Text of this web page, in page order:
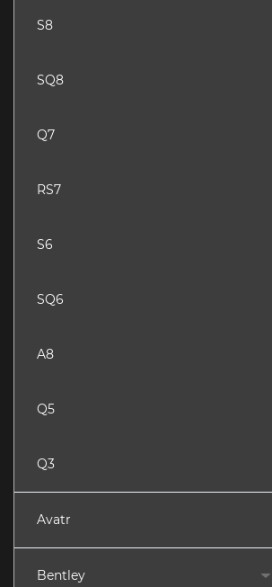
S8
SQ8
Q7
RS7
S6
SQ6
A8
Q5
Q3
Avatr
Bentley